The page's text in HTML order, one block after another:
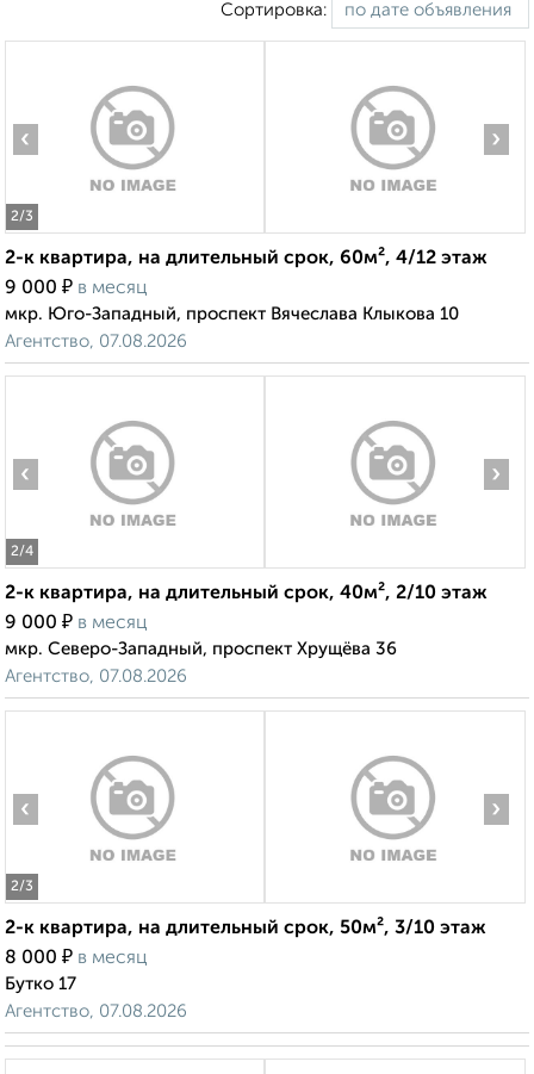
Сортировка:
2/3
‹ ›
2-к квартира, на длительный срок, 60м², 4/12 этаж
9 000 ₽ в месяц
мкр. Юго-Западный, проспект Вячеслава Клыкова 10
Агентство, 07.08.2026
2/4
‹ ›
2-к квартира, на длительный срок, 40м², 2/10 этаж
9 000 ₽ в месяц
мкр. Северо-Западный, проспект Хрущёва 36
Агентство, 07.08.2026
2/3
‹ ›
2-к квартира, на длительный срок, 50м², 3/10 этаж
8 000 ₽ в месяц
Бутко 17
Агентство, 07.08.2026